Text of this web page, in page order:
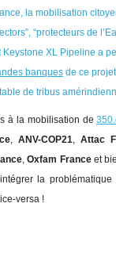
la mobilisation
“protecteurs de
Keystone XL Pipeline a
banques de ce
de tribus
à la mobilisation de
, ANV-COP21, Attac
,Oxfam Franceet
la
versa !